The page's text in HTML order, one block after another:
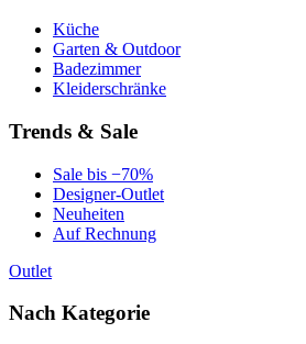
Küche
Garten & Outdoor
Badezimmer
Kleiderschränke
Trends & Sale
Sale bis −70%
Designer-Outlet
Neuheiten
Auf Rechnung
Outlet
Nach Kategorie